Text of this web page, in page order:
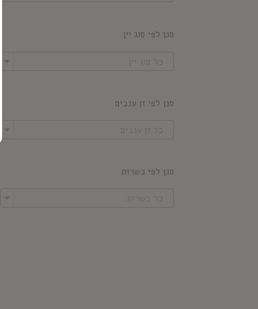
סנן לפי סוג יין
סנן לפי זן ענבים
סנן לפי כשרות